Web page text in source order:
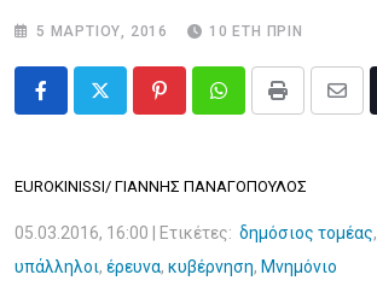
5 ΜΑΡΤΊΟΥ, 2016 10 ΈΤΗ ΠΡΙΝ
PinterestWhatsappPrint
Share
EUROKINISSI/ ΓΙΑΝΝΗΣ ΠΑΝΑΓΟΠΟΥΛΟΣ
05.03.2016, 16:00 | Ετικέτες: δημόσιος τομέας,
υπάλληλοι, έρευνα, κυβέρνηση, Μνημόνιο